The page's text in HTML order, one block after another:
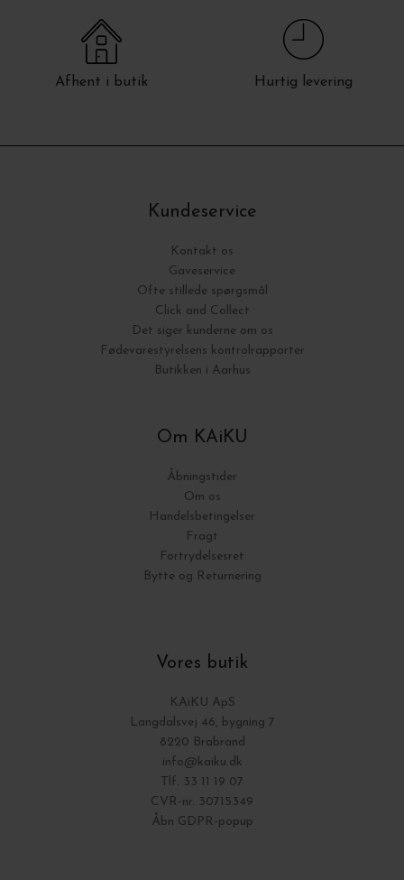
Afhent i butik Hurtig levering
Kundeservice
Kontakt os
Gaveservice
Ofte stillede spørgsmål
Click and Collect
Det siger kunderne om os
Fødevarestyrelsens kontrolrapporter
Butikken i Aarhus
Om KAiKU
Åbningstider
Om os
Handelsbetingelser
Fragt
Fortrydelsesret
Bytte og Returnering
Vores butik
KAiKU ApS
Langdalsvej 46, bygning 7
8220 Brabrand
info@kaiku.dk
Tlf. 33 11 19 07
CVR-nr. 30715349
Åbn GDPR-popup